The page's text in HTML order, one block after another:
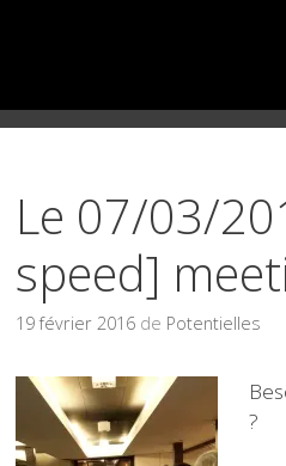
Le 07/03/
speed]
19 février 2016 de Potentielles
?